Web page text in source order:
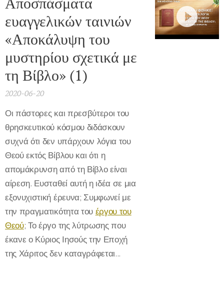
ευαγγελικών ταινιών
«Αποκάλυψη του
μυστηρίου σχετικά με
τη Βίβλο» (1)
2020-06-20
Οι πάστορες και πρεσβύτεροι του
θρησκευτικού κόσμου διδάσκουν
συχνά ότι δεν υπάρχουν λόγια του
Θεού εκτός Βίβλου και ότι η
απομάκρυνση από τη Βίβλο είναι
αίρεση. Ευσταθεί αυτή η ιδέα σε μια
εξονυχιστική έρευνα; Συμφωνεί με
την πραγματικότητα του έργου του
Θεού; Το έργο της λύτρωσης που
έκανε ο Κύριος Ιησούς την Εποχή
της Χάριτος δεν καταγράφεται...